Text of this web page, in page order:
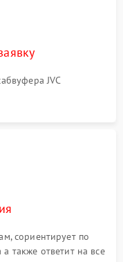
JVC
сориентирует по
также ответит на все